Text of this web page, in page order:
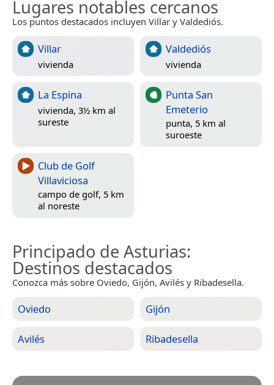
Lugares notables cercanos
Los puntos destacados incluyen Villar y Valdediós.
Villar
vivienda
Valdediós
vivienda
La Espina
vivienda, 3½ km al
sureste
Punta San
Emeterio
punta, 5 km al
suroeste
Club de Golf
Villaviciosa
campo de golf, 5 km
al noreste
Principado de Asturias:
Destinos destacados
Conozca más sobre Oviedo, Gijón, Avilés y Ribadesella.
Oviedo Gijón
Avilés Ribadesella